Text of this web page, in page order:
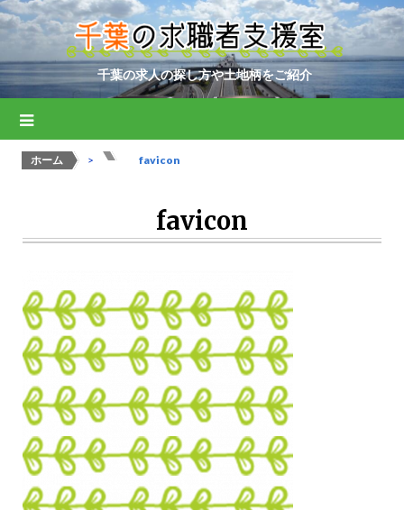
千葉の求人の探し方や土地柄をご紹介
ホーム > > favicon
favicon